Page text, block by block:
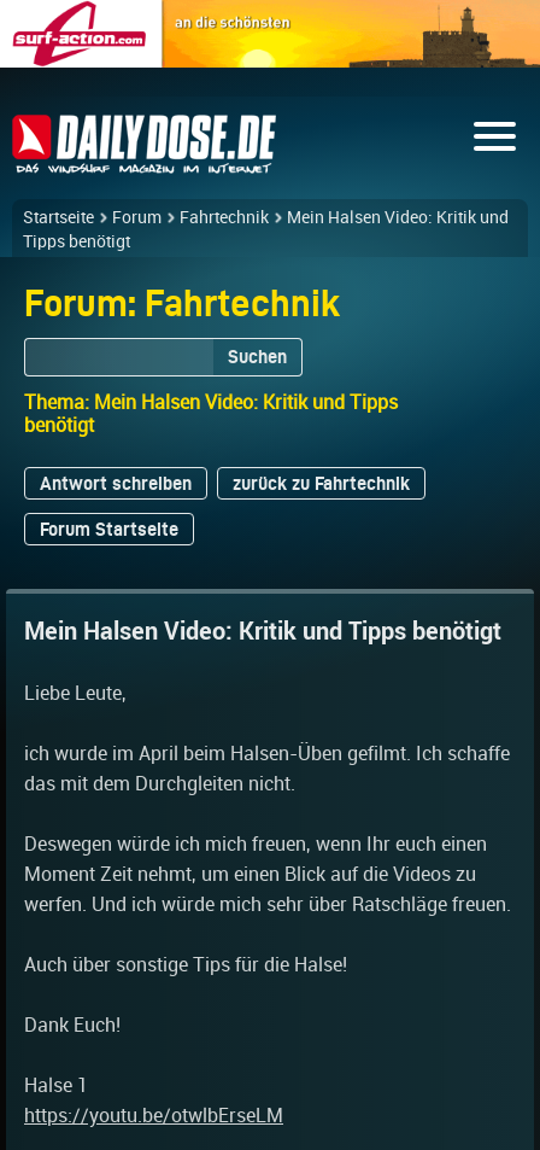
Startseite Forum Fahrtechnik
Mein Halsen Video: Kritik und
Tipps benötigt
Forum: Fahrtechnik
Suchen
Thema: Mein Halsen Video: Kritik und Tipps
benötigt
Antwort schreiben zurück zu Fahrtechnik
Forum Startseite
Mein Halsen Video: Kritik und Tipps benötigt
Liebe Leute,
ich wurde im April beim Halsen-Üben gefilmt. Ich schaffe
das mit dem Durchgleiten nicht.
Deswegen würde ich mich freuen, wenn Ihr euch einen
Moment Zeit nehmt, um einen Blick auf die Videos zu
werfen. Und ich würde mich sehr über Ratschläge freuen.
Auch über sonstige Tips für die Halse!
Dank Euch!
Halse 1
https://youtu.be/otwlbErseLM